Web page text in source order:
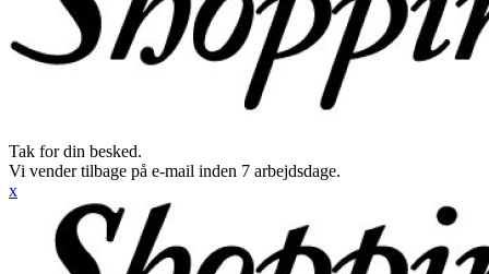
Tak for din besked.
Vi vender tilbage på e-mail inden 7 arbejdsdage.
x